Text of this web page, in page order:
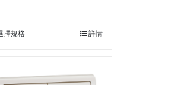
擇規格 詳情